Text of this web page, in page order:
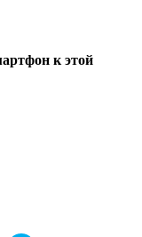
к этой